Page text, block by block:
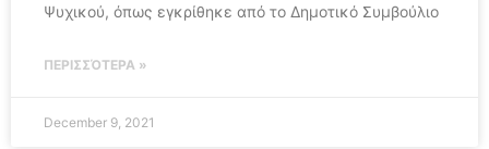
Ψυχικού, όπως εγκρίθηκε από το Δημοτικό Συμβούλιο
ΠΕΡΙΣΣΌΤΕΡΑ »
December 9, 2021